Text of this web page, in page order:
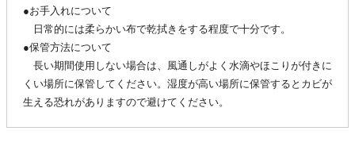
●お手入れについて
日常的には柔らかい布で乾拭きをする程度で十分です。
●保管方法について
長い期間使用しない場合は、風通しがよく水滴やほこりが付きに
くい場所に保管してください。湿度が高い場所に保管するとカビが
生える恐れがありますので避けてください。